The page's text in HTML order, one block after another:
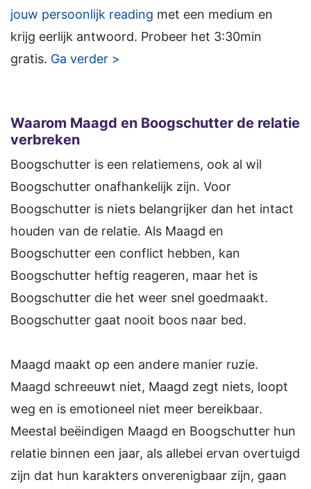
jouw persoonlijk reading met een medium en
krijg eerlijk antwoord. Probeer het 3:30min
gratis. Ga verder >
Waarom Maagd en Boogschutter de relatie
verbreken
Boogschutter is een relatiemens, ook al wil
Boogschutter onafhankelijk zijn. Voor
Boogschutter is niets belangrijker dan het intact
houden van de relatie. Als Maagd en
Boogschutter een conflict hebben, kan
Boogschutter heftig reageren, maar het is
Boogschutter die het weer snel goedmaakt.
Boogschutter gaat nooit boos naar bed.
Maagd maakt op een andere manier ruzie.
Maagd schreeuwt niet, Maagd zegt niets, loopt
weg en is emotioneel niet meer bereikbaar.
Meestal beëindigen Maagd en Boogschutter hun
relatie binnen een jaar, als allebei ervan overtuigd
zijn dat hun karakters onverenigbaar zijn, gaan